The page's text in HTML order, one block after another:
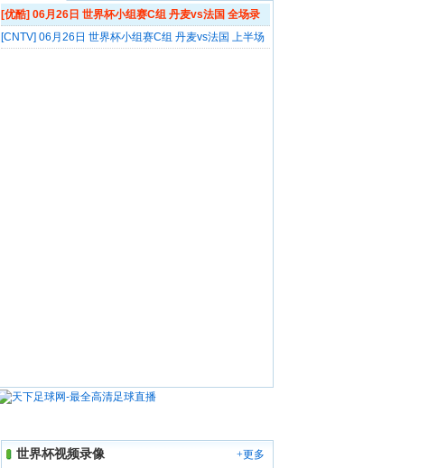
[优酷] 06月26日 世界杯小组赛C组 丹麦vs法国 全场录
像
[CNTV] 06月26日 世界杯小组赛C组 丹麦vs法国 上半场
世界杯视频录像
+更多